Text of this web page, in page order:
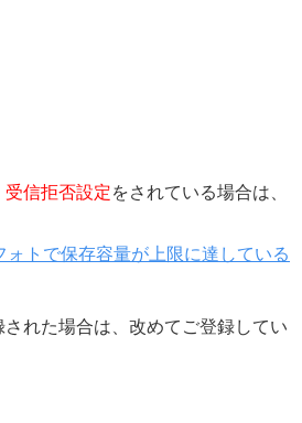
受信拒否設定をされている場合は、
トで保存容量が上限に達している
れた場合は、改めてご登録してい